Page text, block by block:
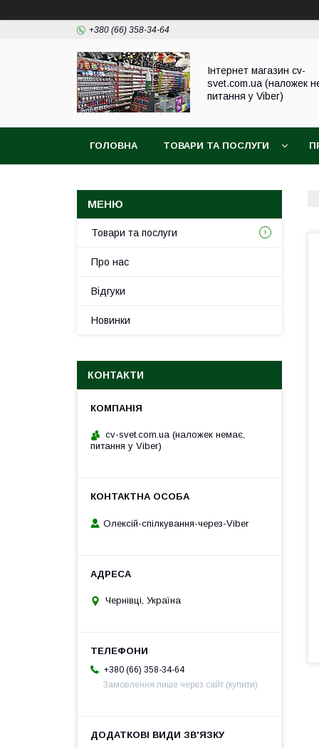
+380 (66) 358-34-64
Інтернет магазин cv-
svet.com.ua (наложек
питання у Viber)
ГОЛОВНА ТОВАРИ ТА ПОСЛУГИ
Товари та послуги
Про нас
Відгуки
Новинки
КОНТАКТИ
cv-svet.com.ua (наложек немає,
питання у Viber)
Олексій-спілкування-через-Viber
Чернівці, Україна
+380 (66) 358-34-64
Замовлення лише через сайт (купити)